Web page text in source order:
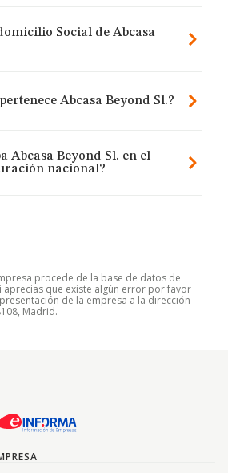
Social de Abcasa
Abcasa Beyond Sl.?
Abcasa Beyond Sl. en el
nacional?
procede de la base de datos de
Si aprecias que existe algún error por favor
de la empresa a la dirección
Madrid.